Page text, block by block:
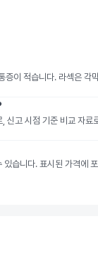
이 적습니다. 라섹은
신고 시점 기준 비교 자
습니다. 표시된 가격에